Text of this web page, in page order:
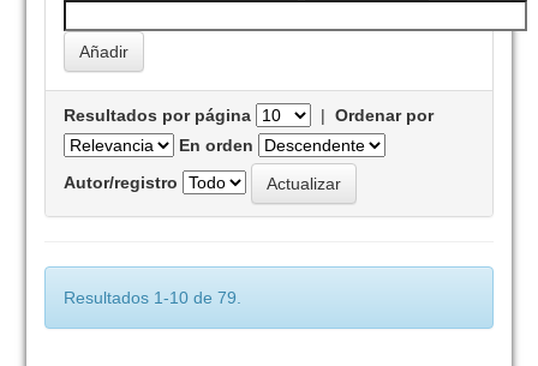
Resultados por página |Ordenar por
En orden
Autor/registro
Resultados 1-10 de 79.